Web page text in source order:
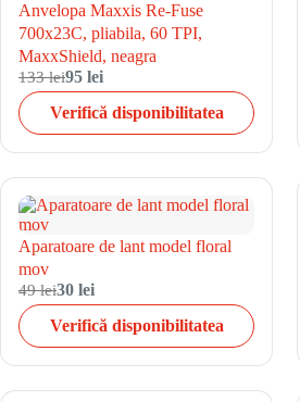
Anvelopa Maxxis Re-Fuse
700x23C, pliabila, 60 TPI,
MaxxShield, neagra
133 lei95 lei
Verifică disponibilitatea
Aparatoare de lant model floral
mov
49 lei30 lei
Verifică disponibilitatea